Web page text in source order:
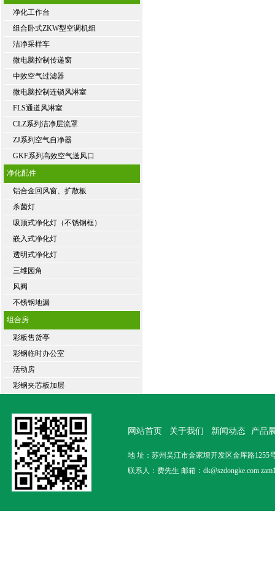
净化工作台
组合卧式ZKW型空调机组
洁净采样车
微电脑控制传递窗
中效空气过滤器
微电脑控制连锁风淋室
FLS通道风淋室
CLZ系列洁净层流罩
ZJ系列空气自净器
GKF系列高效空气送风口
净化配件
铝合金回风窗、扩散板
杀菌灯
吸顶式净化灯（不锈钢框）
嵌入式净化灯
透明式净化灯
三维园角
风阀
不锈钢地漏
组合房
彩板售货亭
彩钢临时办公室
活动房
彩钢夹芯板加层
网站首页 关于我们 新闻动态 产品
地 址：苏州吴江市金家坝开发区金厍路1255
联系人：费先生 邮箱：dk@szdongke.com